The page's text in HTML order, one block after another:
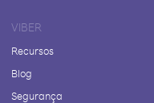
VIBER
Recursos
Blog
Segurança